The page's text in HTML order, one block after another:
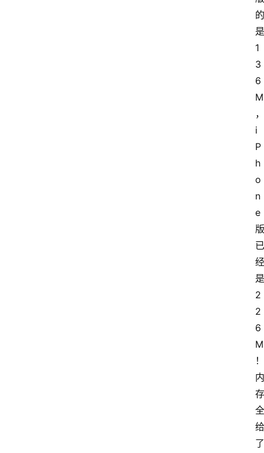
的
是
1
3
6
M
，
i
P
h
o
n
e
版
已
经
是
2
2
6
M
！
内
存
全
给
了